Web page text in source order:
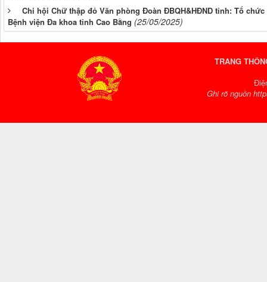
Chi hội Chữ thập đỏ Văn phòng Đoàn ĐBQH&HĐND tỉnh: Tổ
Bệnh viện Đa khoa tỉnh Cao Bằng (25/05/2025)
TRANG
Ghi rõ nguồn